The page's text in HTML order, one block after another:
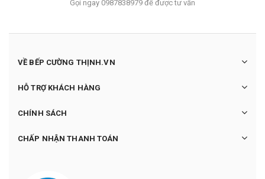
Gọi ngay 0987838979 để được tư vấn
VỀ BẾP CƯỜNG THỊNH.VN
HỖ TRỢ KHÁCH HÀNG
CHÍNH SÁCH
CHẤP NHẬN THANH TOÁN